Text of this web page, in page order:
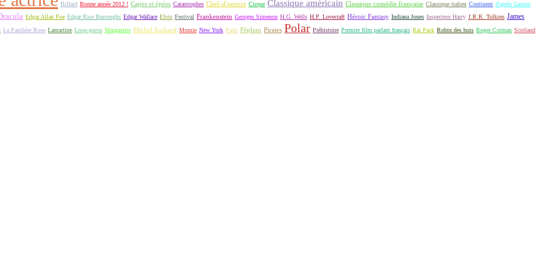
Billard Bonne année 2012 ! Capes et épées Catastrophes Chef-d'oeuvre Cirque Classique américain Classique comédie française Classique italien Continent d'après Gaston
Edgar Allan Poe Edgar Rice Burroughs Edgar Wallace Elvis Festival Frankenstein Georges Simenon H.G. Wells H.P. Lovecraft Héroic Fantasy Indiana Jones Inspecteur Harry J.R.R. Tolkien James
La Panthère Rose Lamartine Loup-garou Marguerite Michel Audiard Momie New York Paris Péplum Pirates Polar Préhistoire Premier film parlant français Rat Pack Robin des bois Roger Corman Scotland